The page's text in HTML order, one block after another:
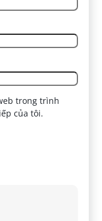
trong trình
của tôi.